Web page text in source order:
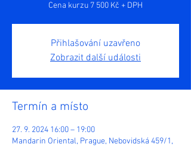
Cena kurzu 7 500 Kč + DPH
Přihlašování uzavřeno
Zobrazit další události
Termín a místo
27. 9. 2024 16:00 – 19:00
Mandarin Oriental, Prague, Nebovidská 459/1,